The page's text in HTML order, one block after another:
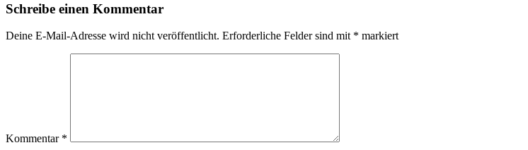
Schreibe einen Kommentar
Deine E-Mail-Adresse wird nicht veröffentlicht. Erforderliche Felder sind mit * markiert
Kommentar *